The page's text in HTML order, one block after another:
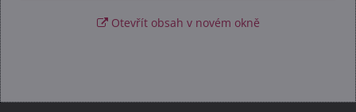
Otevřít obsah v novém okně